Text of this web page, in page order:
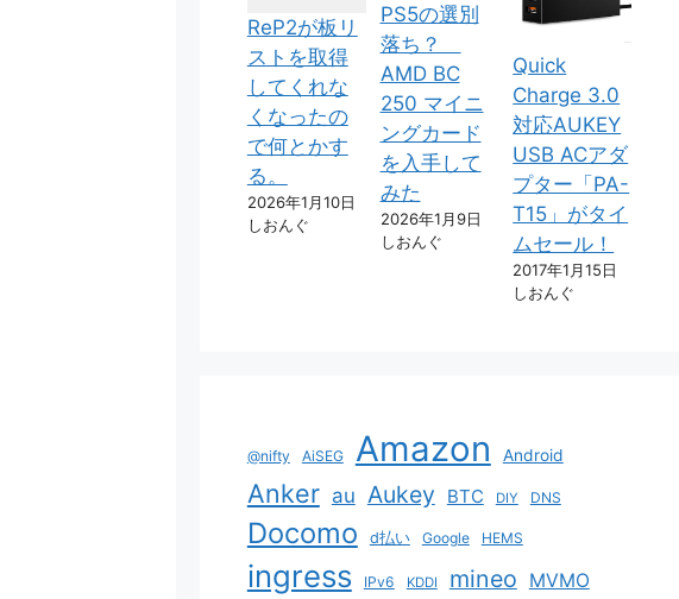
ReP2が板リ
ストを取得
してくれな
くなったの
で何とかす
る。
2026年1月10日
しおんぐ
PS5の選別
落ち？
AMD BC
250 マイニ
ングカード
を入手して
みた
2026年1月9日
しおんぐ
Quick
Charge 3.0
対応AUKEY
USB ACアダ
プター「PA-
T15」がタイ
ムセール！
2017年1月15日
しおんぐ
@nifty AiSEG Amazon Android
Anker au Aukey BTC DIY DNS
Docomo d払い Google HEMS
ingress IPv6 KDDI mineo MVMO